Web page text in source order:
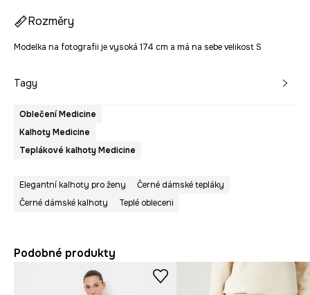
Rozměry
Modelka na fotografii je vysoká 174 cm a má na sebe velikost S
Tagy
Oblečení Medicine
Kalhoty Medicine
Teplákové kalhoty Medicine
Elegantní kalhoty pro ženy
Černé dámské tepláky
Černé dámské kalhoty
Teplé obleceni
Podobné produkty